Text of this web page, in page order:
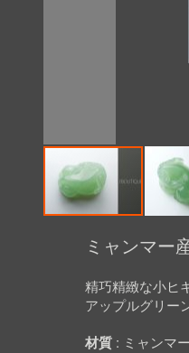
ミャンマー
精巧精緻な小ヒ
アップルグリー
材質 ミャンマ